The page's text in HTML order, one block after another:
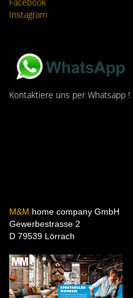
Instagram
Kontaktiere uns per Whatsapp !
M&M home company GmbH
Gewerbestrasse 2
D 79539 Lörrach